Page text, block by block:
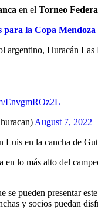
en el Torneo
para la Copa Mendoza
argentino, Huracán
EnvgmROz2L
August 7, 2022
Luis en la cancha de
lo más alto del
se pueden presentar
y socios puedan